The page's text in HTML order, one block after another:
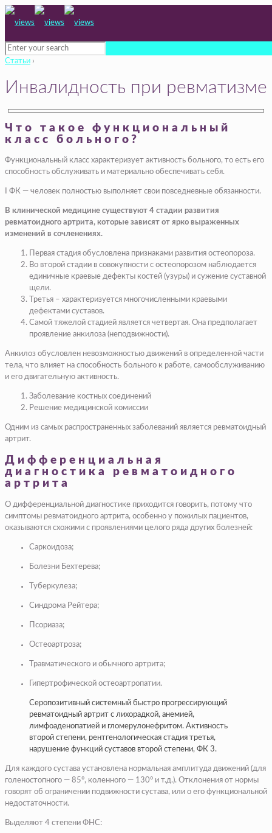
Статьи ›
Инвалидность при ревматизме
Что такое функциональный
класс больного?
Функциональный класс характеризует активность больного, то есть его
способность обслуживать и материально обеспечивать себя.
I ФК — человек полностью выполняет свои повседневные обязанности.
В клинической медицине существуют 4 стадии развития
ревматоидного артрита, которые зависят от ярко выраженных
изменений в сочленениях.
Первая стадия обусловлена признаками развития остеопороза.
Во второй стадии в совокупности с остеопорозом наблюдается
единичные краевые дефекты костей (узуры) и сужение суставной
щели.
Третья – характеризуется многочисленными краевыми
дефектами суставов.
Самой тяжелой стадией является четвертая. Она предполагает
проявление анкилоза (неподвижности).
Анкилоз обусловлен невозможностью движений в определенной части
тела, что влияет на способность больного к работе, самообслуживанию
и его двигательную активность.
Заболевание костных соединений
Решение медицинской комиссии
Одним из самых распространенных заболеваний является ревматоидный
артрит.
Дифференциальная
диагностика ревматоидного
артрита
О дифференциальной диагностике приходится говорить, потому что
симптомы ревматоидного артрита, особенно у пожилых пациентов,
оказываются схожими с проявлениями целого ряда других болезней:
Саркоидоза;
Болезни Бехтерева;
Туберкулеза;
Синдрома Рейтера;
Псориаза;
Остеоартроза;
Травматического и обычного артрита;
Гипертрофической остеоартропатии.
Серопозитивный системный быстро прогрессирующий
ревматоидный артрит с лихорадкой, анемией,
лимфоаденопатией и гломерулонефритом. Активность
второй степени, рентгенологическая стадия третья,
нарушение функций суставов второй степени, ФК 3.
Для каждого сустава установлена нормальная амплитуда движений (для
голеностопного — 85°, коленного — 130° и т.д.). Отклонения от нормы
говорят об ограничении подвижности сустава, или о его функциональной
недостаточности.
Выделяют 4 степени ФНС: